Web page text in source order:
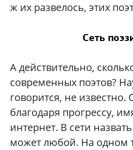
ж их развелось, этих
Сеть
А действительно,
современных поэтов?
говорится, не известно.
благодаря прогрессу,
интернет. В сети
может любой. На одном